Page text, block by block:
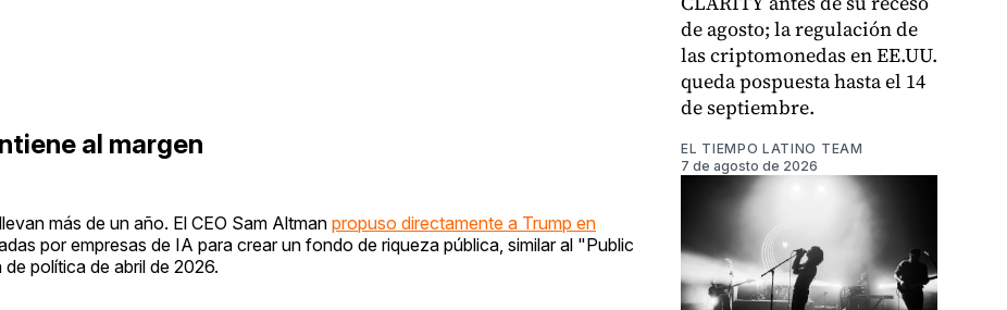
al margen
más de un año. El CEO Sam Altman propuso directamente a Trump en
por empresas de IA para crear un fondo de riqueza pública, similar al "Public
política de abril de 2026.
de agosto; la regulación de
las criptomonedas en EE.UU.
queda pospuesta hasta el 14
de septiembre.
EL TIEMPO LATINO TEAM
7 de agosto de 2026